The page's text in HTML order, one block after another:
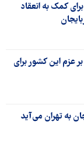
کمک به انعقاد
بر عزم این کشور برای
به تهران می‌آید